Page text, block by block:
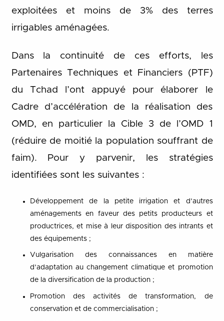
exploitées et moins de 3% des terres
irrigables aménagées.
Dans la continuité de ces efforts, les
Partenaires Techniques et Financiers (PTF)
du Tchad l’ont appuyé pour élaborer le
Cadre d’accélération de la réalisation des
OMD, en particulier la Cible 3 de l’OMD 1
(réduire de moitié la population souffrant de
faim). Pour y parvenir, les stratégies
identifiées sont les suivantes :
Développement de la petite irrigation et d’autres
aménagements en faveur des petits producteurs et
productrices, et mise à leur disposition des intrants et
des équipements ;
Vulgarisation des connaissances en matière
d’adaptation au changement climatique et promotion
de la diversification de la production ;
Promotion des activités de transformation, de
conservation et de commercialisation ;